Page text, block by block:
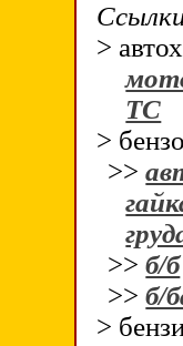
>
ТС
>
>>
>>б/б
>>б/
>